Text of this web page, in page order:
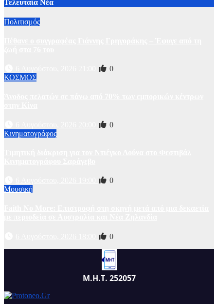
Τελευταία Νέα
Πολιτισμός
0
ΚΟΣΜΟΣ
0
Κινηματογράφος
0
Μουσική
0
Μ.Η.Τ. 252057